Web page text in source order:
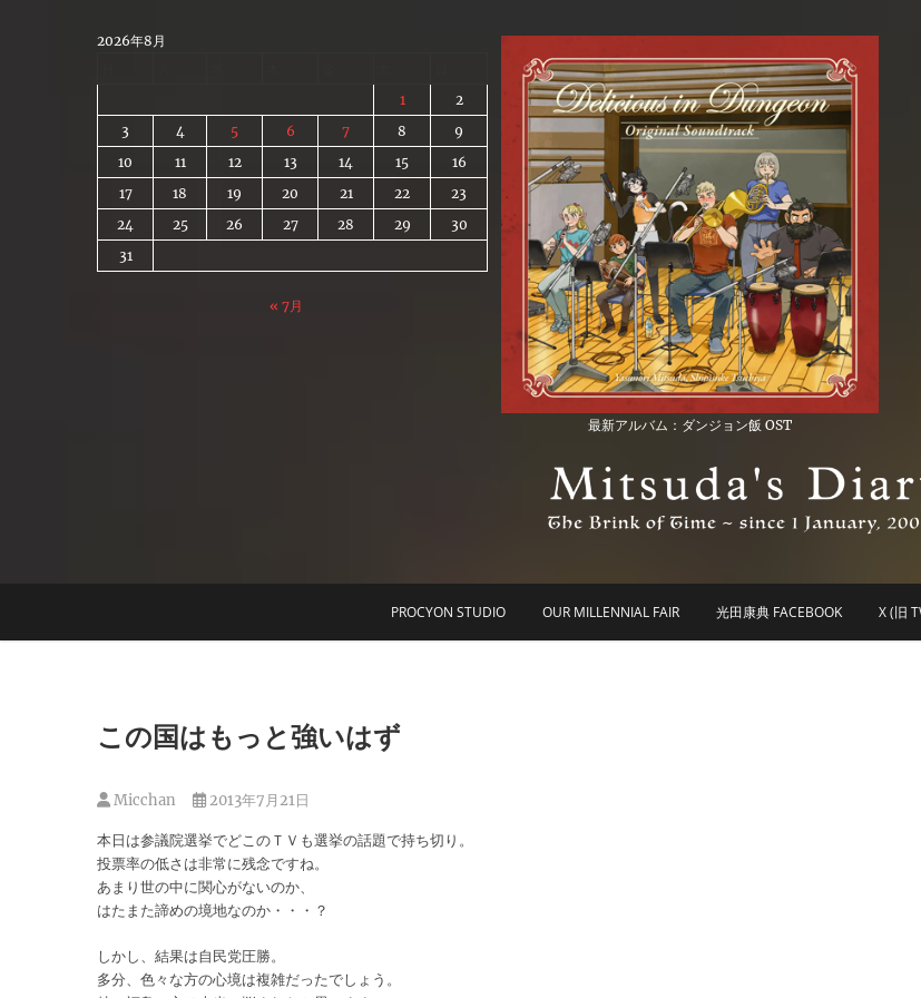
2026年8月
1
2
3
4 5 6 7 8
9
10
11 12 13 14 15
16
17
18 19 20 21 22
23
24
25 26 27 28 29
30
31
« 7月
最新アルバム：ダンジョン飯 OST
Mitsuda's Diary
PROCYON STUDIO OUR MILLENNIAL FAIR 光田康典 FACEBOOK X (旧
この国はもっと強いはず
Micchan 2013年7月21日
本日は参議院選挙でどこのＴＶも選挙の話題で持ち切り。
投票率の低さは非常に残念ですね。
あまり世の中に関心がないのか、
はたまた諦めの境地なのか・・・？
しかし、結果は自民党圧勝。
多分、色々な方の心境は複雑だったでしょう。